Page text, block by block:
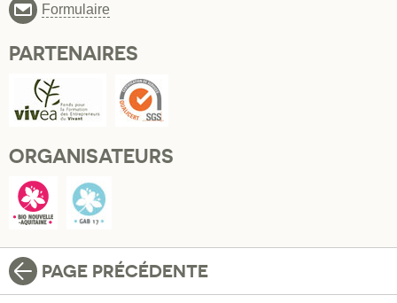
Formulaire
PARTENAIRES
ORGANISATEURS
PAGE PRÉCÉDENTE